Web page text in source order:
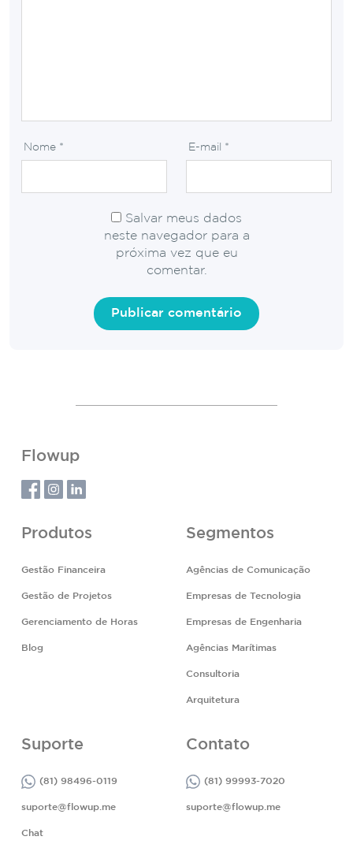
Nome * E-mail *
Salvar meus dados
neste navegador para a
próxima vez que eu
comentar.
Flowup
Produtos
Gestão Financeira
Gestão de Projetos
Gerenciamento de Horas
Blog
Segmentos
Agências de Comunicação
Empresas de Tecnologia
Empresas de Engenharia
Agências Marítimas
Consultoria
Arquitetura
Suporte
(81) 98496-0119
suporte@flowup.me
Chat
Contato
(81) 99993-7020
suporte@flowup.me